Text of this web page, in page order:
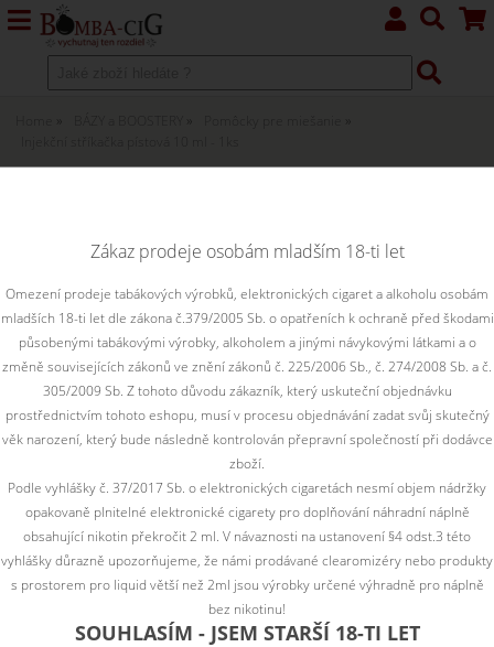
Zákaz prodeje osobám mladším 18-ti let
Omezení prodeje tabákových výrobků, elektronických cigaret a alkoholu osobám
mladších 18-ti let dle zákona č.379/2005 Sb. o opatřeních k ochraně před škodami
působenými tabákovými výrobky, alkoholem a jinými návykovými látkami a o
změně souvisejících zákonů ve znění zákonů č. 225/2006 Sb., č. 274/2008 Sb. a č.
305/2009 Sb. Z tohoto důvodu zákazník, který uskuteční objednávku
prostřednictvím tohoto eshopu, musí v procesu objednávání zadat svůj skutečný
věk narození, který bude následně kontrolován přepravní společností při dodávce
zboží.
Podle vyhlášky č. 37/2017 Sb. o elektronických cigaretách nesmí objem nádržky
opakovaně plnitelné elektronické cigarety pro doplňování náhradní náplně
obsahující nikotin překročit 2 ml. V návaznosti na ustanovení §4 odst.3 této
vyhlášky důrazně upozorňujeme, že námi prodávané clearomizéry nebo produkty
s prostorem pro liquid větší než 2ml jsou výrobky určené výhradně pro náplně
bez nikotinu!
SOUHLASÍM - JSEM STARŠÍ 18-TI LET